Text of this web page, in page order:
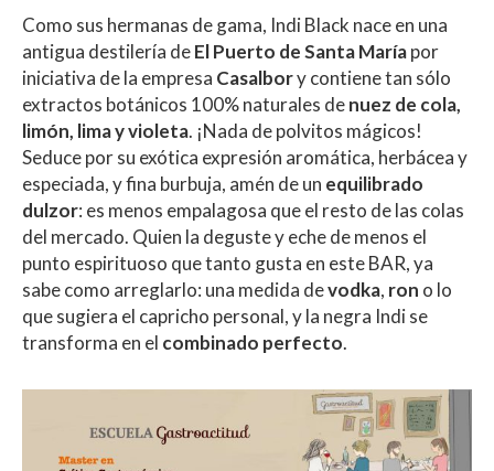
Como sus hermanas de gama, Indi Black nace en una
antigua destilería deEl Puerto de Santa Maríapor
iniciativa de la empresa Casalbory contiene tan sólo
extractos botánicos 100% naturales denuez de cola,
limón, lima y violeta. ¡Nada de polvitos mágicos!
Seduce por su exótica expresión aromática, herbácea y
especiada, y fina burbuja, amén de un equilibrado
dulzor: es menos empalagosa que el resto de las colas
del mercado. Quien la deguste y eche de menos el
punto espirituoso que tanto gusta en este BAR, ya
sabe como arreglarlo: una medida devodka, ron o lo
que sugiera el capricho personal, y la negra Indi se
transforma en el combinado perfecto.